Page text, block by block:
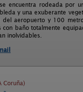
encuentra rodeada por
y una exuberante
aeropuerto y 100
baño totalmente
inolvidables.
Coruña)